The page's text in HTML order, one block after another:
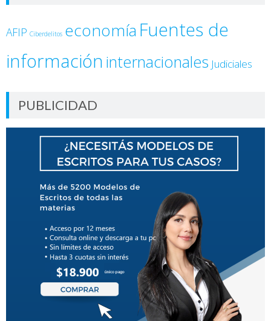
AFIP Ciberdelitos economía Fuentes de
información internacionales Judiciales
PUBLICIDAD